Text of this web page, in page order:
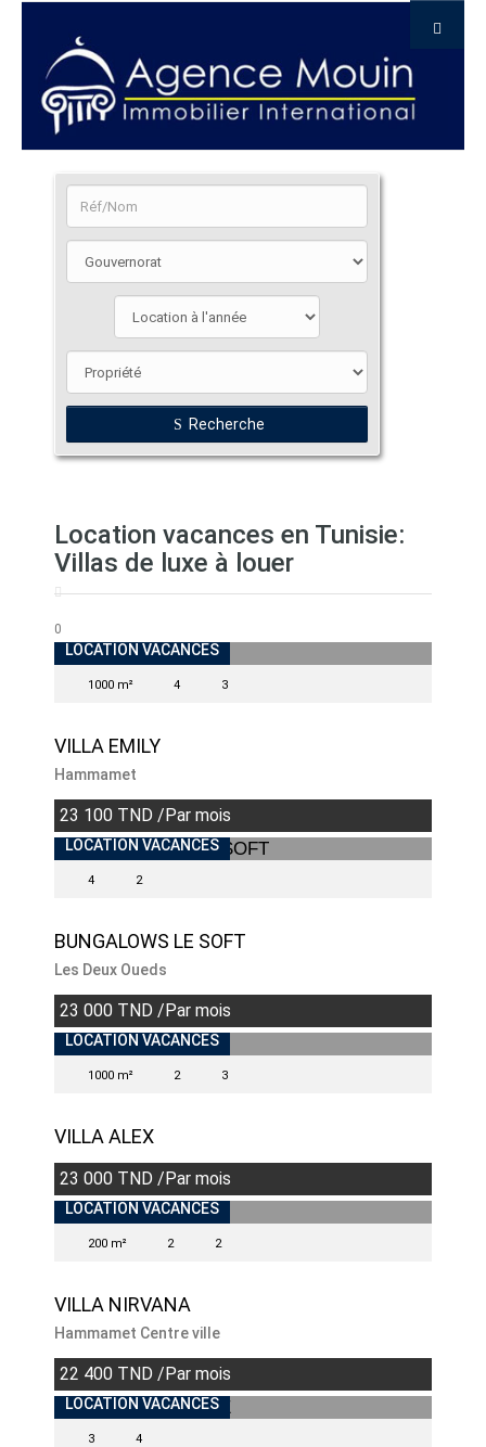
Recherche
Location vacances en Tunisie:
Villas de luxe à louer
0
INDISPONIBLE
LOCATION VACANCES
1000 m² 4 3
VILLA EMILY
Hammamet
23 100 TND /Par mois
INDISPONIBLE
LOCATION VACANCES
4 2
BUNGALOWS LE SOFT
Les Deux Oueds
23 000 TND /Par mois
LOCATION VACANCES
1000 m² 2 3
VILLA ALEX
23 000 TND /Par mois
LOCATION VACANCES
200 m² 2 2
VILLA NIRVANA
Hammamet Centre ville
22 400 TND /Par mois
LOCATION VACANCES
3 4